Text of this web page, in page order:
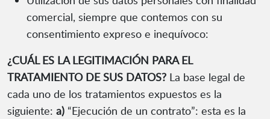
comercial, siempre que contemos con su
consentimiento expreso e inequívoco:
¿CUÁL ES LA LEGITIMACIÓN PARA EL
TRATAMIENTO DE SUS DATOS? La base legal de
cada uno de los tratamientos expuestos es la
siguiente: a) “Ejecución de un contrato”: esta es la